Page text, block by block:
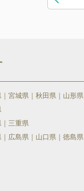
宮城県 秋田県 山形県
三重県
広島県 山口県 徳島県